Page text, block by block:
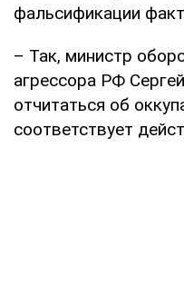
фальсификации
– Так, министр
агрессора РФ
отчитаться об
соответствует